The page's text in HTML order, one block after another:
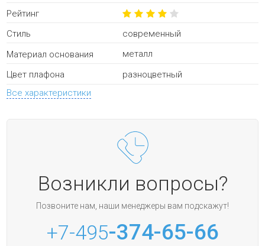
Рейтинг
Стиль
современный
Материал основания
металл
Цвет плафона
разноцветный
Все характеристики
Возникли вопросы?
Позвоните нам, наши менеджеры вам подскажут!
+7-495-374-65-66